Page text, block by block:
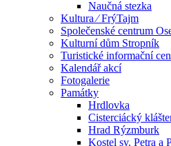
Naučná stezka
Kultura ⁄ FrýTajm
Společenské centrum
Kulturní dům Stropník
Turistické informační
Kalendář akcí
Fotogalerie
Památky
Hrdlovka
Cisterciácký
Hrad Rýzmburk
Kostel sv. Petra a